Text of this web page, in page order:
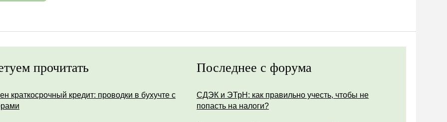
прочитать
краткосрочный кредит: проводки в бухучте с
Последнее с форума
СДЭК и ЭТрН: как правильно учесть, чтобы не
попасть на налоги?